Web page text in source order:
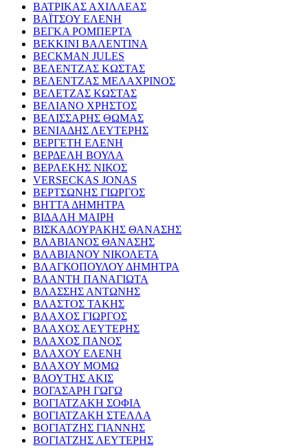
ΒΑΤΡΙΚΑΣ ΑΧΙΛΛΕΑΣ
ΒΑΪΤΣΟΥ ΕΛΕΝΗ
ΒΕΓΚΑ ΡΟΜΠΕΡΤΑ
ΒΕΚΚΙΝΙ ΒΑΛΕΝΤΙΝΑ
BECKMAN JULES
ΒΕΛΕΝΤΖΑΣ ΚΩΣΤΑΣ
ΒΕΛΕΝΤΖΑΣ ΜΕΛΑΧΡΙΝΟΣ
ΒΕΛΕΤΖΑΣ ΚΩΣΤΑΣ
ΒΕΛΙΑΝΟ ΧΡΗΣΤΟΣ
ΒΕΛΙΣΣΑΡΗΣ ΘΩΜΑΣ
ΒΕΝΙΑΔΗΣ ΛΕΥΤΕΡΗΣ
ΒΕΡΓΕΤΗ ΕΛΕΝΗ
ΒΕΡΔΕΛΗ ΒΟΥΛΑ
ΒΕΡΛΕΚΗΣ ΝΙΚΟΣ
VERSECKAS JONAS
ΒΕΡΤΣΩΝΗΣ ΓΙΩΡΓΟΣ
ΒΗΤΤΑ ΔΗΜΗΤΡΑ
ΒΙΔΑΛΗ ΜΑΙΡΗ
ΒΙΣΚΑΔΟΥΡΑΚΗΣ ΘΑΝΑΣΗΣ
ΒΛΑΒΙΑΝΟΣ ΘΑΝΑΣΗΣ
ΒΛΑΒΙΑΝΟΥ ΝΙΚΟΛΕΤΑ
ΒΛΑΓΚΟΠΟΥΛΟΥ ΔΗΜΗΤΡΑ
ΒΛΑΝΤΗ ΠΑΝΑΓΙΩΤΑ
ΒΛΑΣΣΗΣ ΑΝΤΩΝΗΣ
ΒΛΑΣΤΟΣ ΤΑΚΗΣ
ΒΛΑΧΟΣ ΓΙΩΡΓΟΣ
ΒΛΑΧΟΣ ΛΕΥΤΕΡΗΣ
ΒΛΑΧΟΣ ΠΑΝΟΣ
ΒΛΑΧΟΥ ΕΛΕΝΗ
ΒΛΑΧΟΥ ΜΟΜΩ
ΒΛΟΥΤΗΣ ΑΚΙΣ
ΒΟΓΑΣΑΡΗ ΓΩΓΩ
ΒΟΓΙΑΤΖΑΚΗ ΣΟΦΙΑ
ΒΟΓΙΑΤΖΑΚΗ ΣΤΕΛΛΑ
ΒΟΓΙΑΤΖΗΣ ΓΙΑΝΝΗΣ
ΒΟΓΙΑΤΖΗΣ ΛΕΥΤΕΡΗΣ